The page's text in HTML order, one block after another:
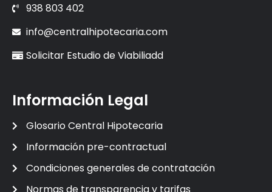
938 803 402
info@centralhipotecaria.com
Solicitar Estudio de Viabiliadd
Información Legal
Glosario Central Hipotecaria
Información pre-contractual
Condiciones generales de contratación
Normas de transparencia y tarifas